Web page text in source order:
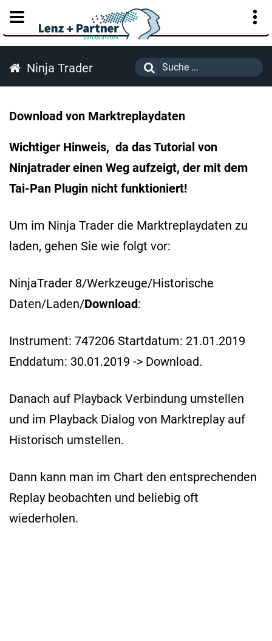
KUNDENPORTAL
Ninja Trader
Download von Marktreplaydaten
Wichtiger Hinweis, da das Tutorial von
Ninjatrader einen Weg aufzeigt, der mit dem
Tai-Pan Plugin nicht funktioniert!
Um im Ninja Trader die Marktreplaydaten zu
laden, gehen Sie wie folgt vor:
NinjaTrader 8/Werkzeuge/Historische
Daten/Laden/Download:
Instrument: 747206 Startdatum: 21.01.2019
Enddatum: 30.01.2019 -> Download.
Danach auf Playback Verbindung umstellen
und im Playback Dialog von Marktreplay auf
Historisch umstellen.
Dann kann man im Chart den entsprechenden
Replay beobachten und beliebig oft
wiederholen.